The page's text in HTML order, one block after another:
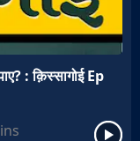
: क़िस्सागोई Ep